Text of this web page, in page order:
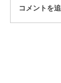
おはな
コメントを